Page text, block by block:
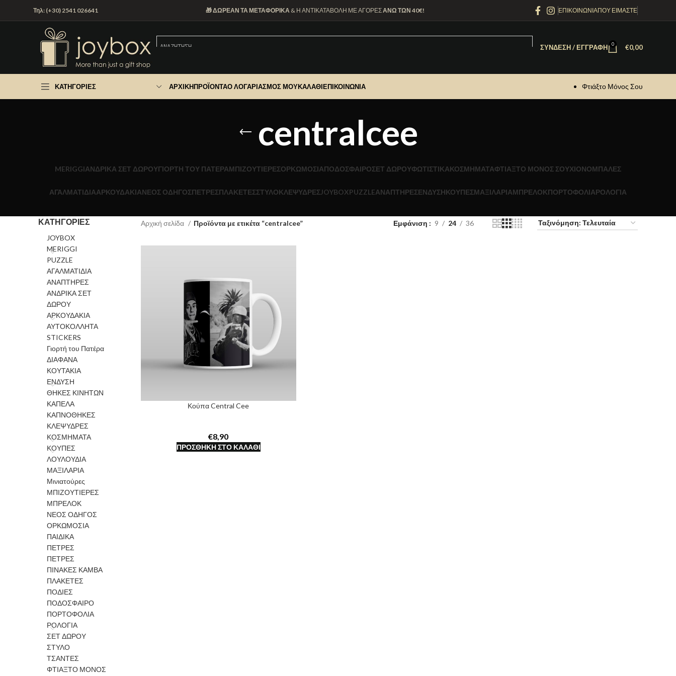
Τηλ: (+30) 2541 026641 🎁 ΔΩΡΕΑΝ ΤΑ ΜΕΤΑΦΟΡΙΚΑ & Η ΑΝΤΙΚΑΤΑΒΟΛΗ ΜΕ ΑΓΟΡΕΣΑΝΩ ΤΩΝ 40€! ΕΠΙΚΟΙΝΩΝΙΑΠΟΥ ΕΙΜΑΣΤΕ
ΣΎΝΔΕΣΗ / ΕΓΓΡΑΦΉ 0 €0,00
ΚΑΤΗΓΟΡΊΕΣ ΑΡΧΙΚΉΠΡΟΪΌΝΤΑΟ ΛΟΓΑΡΙΑΣΜΌΣ ΜΟΥΚΑΛΆΘΙΕΠΙΚΟΙΝΩΝΊΑ Φτιάξτο Μόνος Σου
centralcee
MERIGGIΑΝΔΡΙΚΑ ΣΕΤ ΔΩΡΟΥΓΙΟΡΤΉ ΤΟΥ ΠΑΤΈΡΑΜΠΙΖΟΥΤΙΕΡΕΣΟΡΚΩΜΟΣΙΑΠΟΔΟΣΦΑΙΡΟΣΕΤ ΔΩΡΟΥΦΩΤΙΣΤΙΚΆΚΟΣΜΗΜΑΤΑΦΤΙΑΞΤΟ ΜΟΝΟΣ ΣΟΥΧΙΟΝΟΜΠΑΛΕΣ
ΑΓΑΛΜΑΤΙΔΙΑΑΡΚΟΥΔΑΚΙΑΝΕΟΣ ΟΔΗΓΟΣΠΕΤΡΕΣΠΛΑΚΕΤΕΣΣΤΥΛΟΚΛΕΨΥΔΡΕΣJOYBOXPUZZLEΑΝΑΠΤΗΡΕΣΕΝΔΥΣΗΚΟΥΠΕΣΜΑΞΙΛΑΡΙΑΜΠΡΕΛΟΚΠΟΡΤΟΦΟΛΙΑΡΟΛΟΓΙΑ
ΚΑΤΗΓΟΡΊΕΣ
JOYBOX
MERIGGI
PUZZLE
ΑΓΑΛΜΑΤΙΔΙΑ
ΑΝΑΠΤΗΡΕΣ
ΑΝΔΡΙΚΑ ΣΕΤ
ΔΩΡΟΥ
ΑΡΚΟΥΔΑΚΙΑ
ΑΥΤΟΚΟΛΛΗΤΑ
STICKERS
Γιορτή του Πατέρα
ΔΙΑΦΑΝΑ
ΚΟΥΤΑΚΙΑ
ΕΝΔΥΣΗ
ΘΗΚΕΣ ΚΙΝΗΤΩΝ
ΚΑΠΕΛΑ
ΚΑΠΝΟΘΗΚΕΣ
ΚΛΕΨΥΔΡΕΣ
ΚΟΣΜΗΜΑΤΑ
ΚΟΥΠΕΣ
ΛΟΥΛΟΥΔΙΑ
ΜΑΞΙΛΑΡΙΑ
Μινιατούρες
ΜΠΙΖΟΥΤΙΕΡΕΣ
ΜΠΡΕΛΟΚ
ΝΕΟΣ ΟΔΗΓΟΣ
ΟΡΚΩΜΟΣΙΑ
ΠΑΙΔΙΚΑ
ΠΕΤΡΕΣ
ΠΕΤΡΕΣ
ΠΙΝΑΚΕΣ ΚΑΜΒΑ
ΠΛΑΚΕΤΕΣ
ΠΟΔΙΕΣ
ΠΟΔΟΣΦΑΙΡΟ
ΠΟΡΤΟΦΟΛΙΑ
ΡΟΛΟΓΙΑ
ΣΕΤ ΔΩΡΟΥ
ΣΤΥΛΟ
ΤΣΑΝΤΕΣ
ΦΤΙΑΞΤΟ ΜΟΝΟΣ
Αρχική σελίδα Προϊόντα με ετικέτα “centralcee” Εμφάνιση 9 24 36
Κούπα Central Cee
€
ΠΡΟΣΘΉΚΗ ΣΤΟ ΚΑΛΆΘΙ